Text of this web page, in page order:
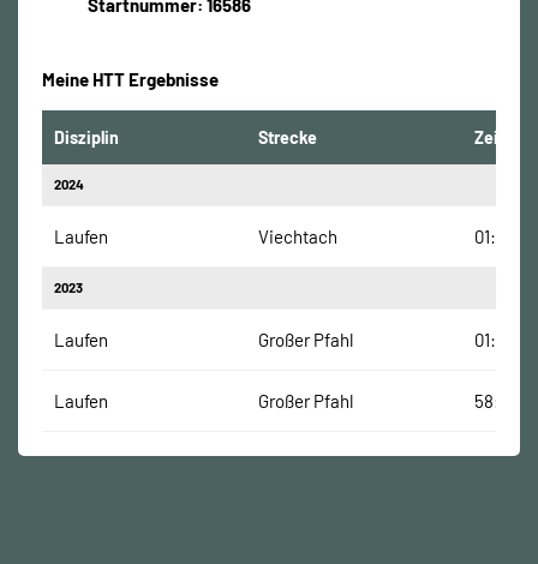
Startnummer: 16586
Meine HTT Ergebnisse
Disziplin Strecke Zeit
2024
Laufen Viechtach
2023
Laufen Großer Pfahl
Laufen Großer Pfahl 58:30